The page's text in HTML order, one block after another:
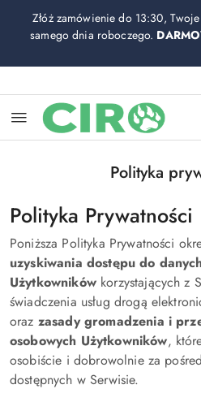
Przejdź do treści głównej
Przejdź do wyszukiwarki
Przejdź do moje konto
Przejdź do menu
Przejdź do stopki
Złóż zamówienie do 13:30,
samego dnia roboczego.
Polityka
Polityka Prywatności
Poniższa Polityka Prywatności
uzyskiwania dostępu do
Użytkownikówkorzystających z
świadczenia usług drogą
oraz zasady gromadzenia i
osobowych Użytkowników,
osobiście i dobrowolnie za
dostępnych w Serwisie.